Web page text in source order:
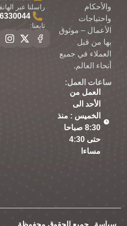
والأحكام
واحتياجات
الأعمال – موثوق
بها من قبل
العملاء في جميع
أنحاء العالم.
ساعات العمل:
العمل من
الأحد الى
الخميس : منذ
8:30 صباحا
حتى 4:30
مساءا
راسلنا عبر
تابعنا:
سياسة جميع الحقوق محفوظة